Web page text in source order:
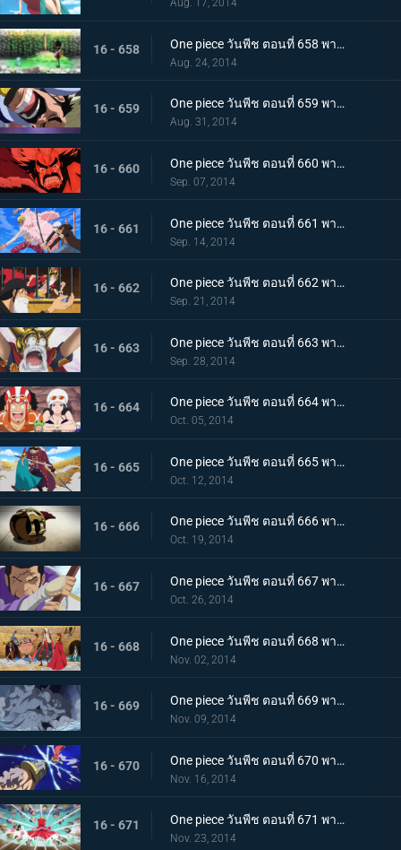
Aug. 17, 2014
16 - 658 One piece วันพีช ตอนที่ 658 พากย์ไทย ตกตะลึง! ร่างที่แท้จริงของทหารของเล่น!
Aug. 24, 2014
16 - 659 One piece วันพีช ตอนที่ 659 พากย์ไทย อดีตอันน่าขนลุก! ความลับของเดรสโรซ่า
Aug. 31, 2014
16 - 660 One piece วันพีช ตอนที่ 660 พากย์ไทย ฝันร้าย! คืนแห่งโศกนาฏกรรมของเดรสโรซ่า
Sep. 07, 2014
16 - 661 One piece วันพีช ตอนที่ 661 พากย์ไทย การตัดสินระหว่างเทพโจรสลัด ลอว์ ปะทะ โดฟลามิงโก้
Sep. 14, 2014
16 - 662 One piece วันพีช ตอนที่ 662 พากย์ไทย สองผู้ยิ่งใหญ่มาเจอกัน! หมวกฟาง กับ ปีศาจสวรรค์
Sep. 21, 2014
16 - 663 One piece วันพีช ตอนที่ 663 พากย์ไทย ลูฟี่ตกตะลึง ชายผู้สานต่อเจตนารมณ์ของเอส
Sep. 28, 2014
16 - 664 One piece วันพีช ตอนที่ 664 พากย์ไทย เริ่มแผนการ SOP อุโซแลนด์บุกโจมตี
Oct. 05, 2014
16 - 665 One piece วันพีช ตอนที่ 665 พากย์ไทย ความรู้สึกอันเร่าร้อน รีเบคก้า ปะทะ สุไลมาน
Oct. 12, 2014
16 - 666 One piece วันพีช ตอนที่ 666 พากย์ไทย ได้ตัวผู้ชนะ!? บทสรุปของบล็อก D ที่น่าตะลึง
Oct. 19, 2014
16 - 667 One piece วันพีช ตอนที่ 667 พากย์ไทย การตัดสินใจของพลเรือเอก ฟูจิโทระ ปะทะ โดฟลามิงโก้
Oct. 26, 2014
16 - 668 One piece วันพีช ตอนที่ 668 พากย์ไทย เปิดศึกตัดสิน วีรบุรุษไดอาเมนเต้ออกโรง
Nov. 02, 2014
16 - 669 One piece วันพีช ตอนที่ 669 พากย์ไทย ปราสาทขยับได้! สุดยอดผู้บริหารพีก้าปรากฏตัว!
Nov. 09, 2014
16 - 670 One piece วันพีช ตอนที่ 670 พากย์ไทย ระเบิดกรงเล็บมังกร! ท่าโจมตีสุดอันตรายของลูซี่!
Nov. 16, 2014
16 - 671 One piece วันพีช ตอนที่ 671 พากย์ไทย จัดการชูการ์ กองทัพคนแคระบุกจู่โจม!
Nov. 23, 2014